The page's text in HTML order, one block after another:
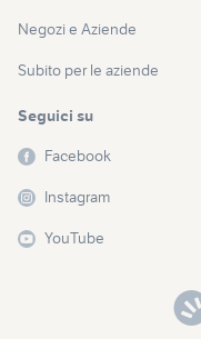
Negozi e Aziende
Subito per le aziende
Seguici su
Facebook
Instagram
YouTube